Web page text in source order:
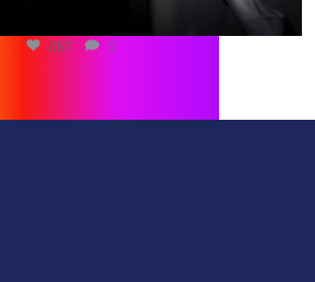
267 0